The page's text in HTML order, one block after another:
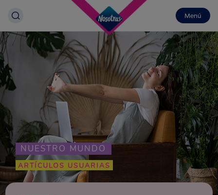
Menú
NUESTRO MUNDO
ARTÍCULOS USUARIAS